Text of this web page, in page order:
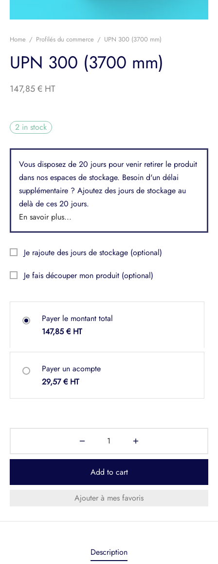
Home / Profilés du commerce / UPN 300 (3700 mm)
UPN 300 (3700 mm)
147,85€
2 in stock
Vous disposez de 20 jours pour venir retirer le produit
dans nos espaces de stockage. Besoin d'un délai
supplémentaire ? Ajoutez des jours de stockage au
delà de ces 20 jours.
En savoir plus...
Je rajoute des jours de stockage (optional)
Je fais découper mon produit (optional)
Payer le montant total
147,85 €
Payer un acompte
29,57€
Add to cart
Ajouter à mes favoris
Description
et Équipement